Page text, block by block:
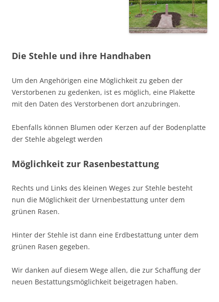
Die Stehle und ihre Handhaben
Um den Angehörigen eine Möglichkeit zu geben der
Verstorbenen zu gedenken, ist es möglich, eine Plakette
mit den Daten des Verstorbenen dort anzubringen.
Ebenfalls können Blumen oder Kerzen auf der Bodenplatte
der Stehle abgelegt werden
Möglichkeit zur Rasenbestattung
Rechts und Links des kleinen Weges zur Stehle besteht
nun die Möglichkeit der Urnenbestattung unter dem
grünen Rasen.
Hinter der Stehle ist dann eine Erdbestattung unter dem
grünen Rasen gegeben.
Wir danken auf diesem Wege allen, die zur Schaffung der
neuen Bestattungsmöglichkeit beigetragen haben.